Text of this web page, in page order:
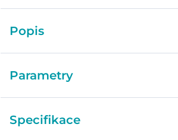
Popis
Parametry
Specifikace